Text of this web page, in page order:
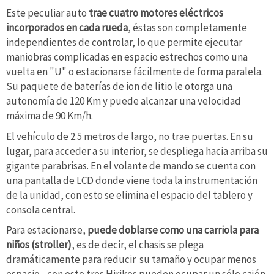
Este peculiar auto trae cuatro motores eléctricos
incorporados en cada rueda, éstas son completamente
independientes de controlar, lo que permite ejecutar
maniobras complicadas en espacio estrechos como una
vuelta en "U" o estacionarse fácilmente de forma paralela.
Su paquete de baterías de ion de litio le otorga una
autonomía de 120 Km y puede alcanzar una velocidad
máxima de 90 Km/h.
El vehículo de 2.5 metros de largo, no trae puertas. En su
lugar, para acceder a su interior, se despliega hacia arriba su
gigante parabrisas. En el volante de mando se cuenta con
una pantalla de LCD donde viene toda la instrumentación
de la unidad, con esto se elimina el espacio del tablero y
consola central.
Para estacionarse, puede doblarse como una carriola para
niños (stroller), es de decir, el chasis se plega
dramáticamente para reducir su tamaño y ocupar menos